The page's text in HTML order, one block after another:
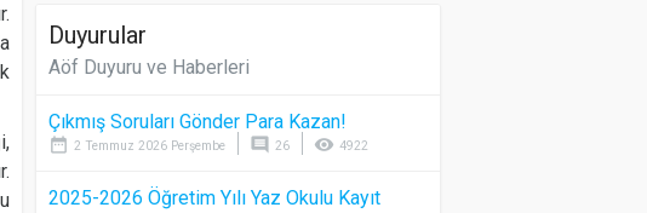
Duyurular
Aöf Duyuru ve Haberleri
Çıkmış Soruları Gönder Para Kazan!
date_range 2 Temmuz 2026 Perşembe comment 26 visibility 4922
2025-2026 Öğretim Yılı Yaz Okulu Kayıt